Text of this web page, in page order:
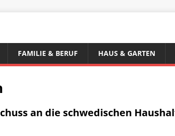
FAMILIE & BERUF HAUS & GARTEN
an die schwedischen